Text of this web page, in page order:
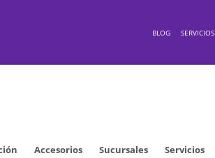
BLOG SERVICIOS
Accesorios Sucursales Servicios